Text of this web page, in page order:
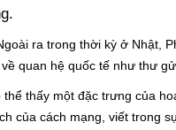
ra trong thời kỳ ở Nhật,
quan hệ quốc tế như thư
thể thấy một đặc trưng của
của cách mạng, viết trong